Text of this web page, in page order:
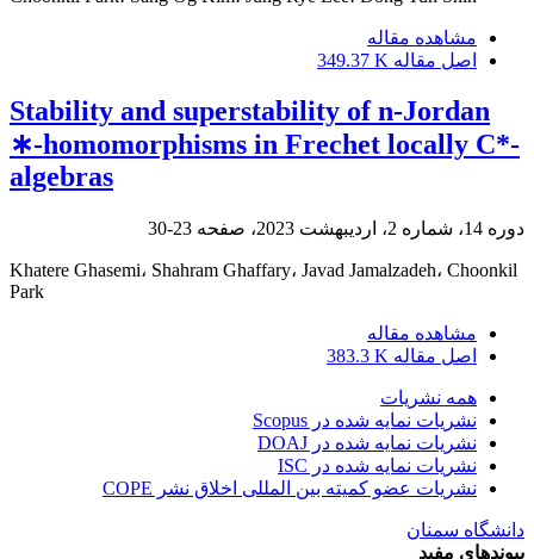
مشاهده مقاله
اصل مقاله 349.37 K
Stability and superstability of n-Jordan
∗-homomorphisms in Frechet locally C*-
algebras
دوره 14، شماره 2، اردیبهشت 2023، صفحه 23-30
Khatere Ghasemi، Shahram Ghaffary، Javad Jamalzadeh، Choonkil
Park
مشاهده مقاله
اصل مقاله 383.3 K
همه نشریات
نشریات نمایه شده در Scopus
نشریات نمایه شده در DOAJ
نشریات نمایه شده در ISC
نشریات عضو کمیته بین المللی اخلاق نشر COPE
دانشگاه سمنان
پیوندهای مفید